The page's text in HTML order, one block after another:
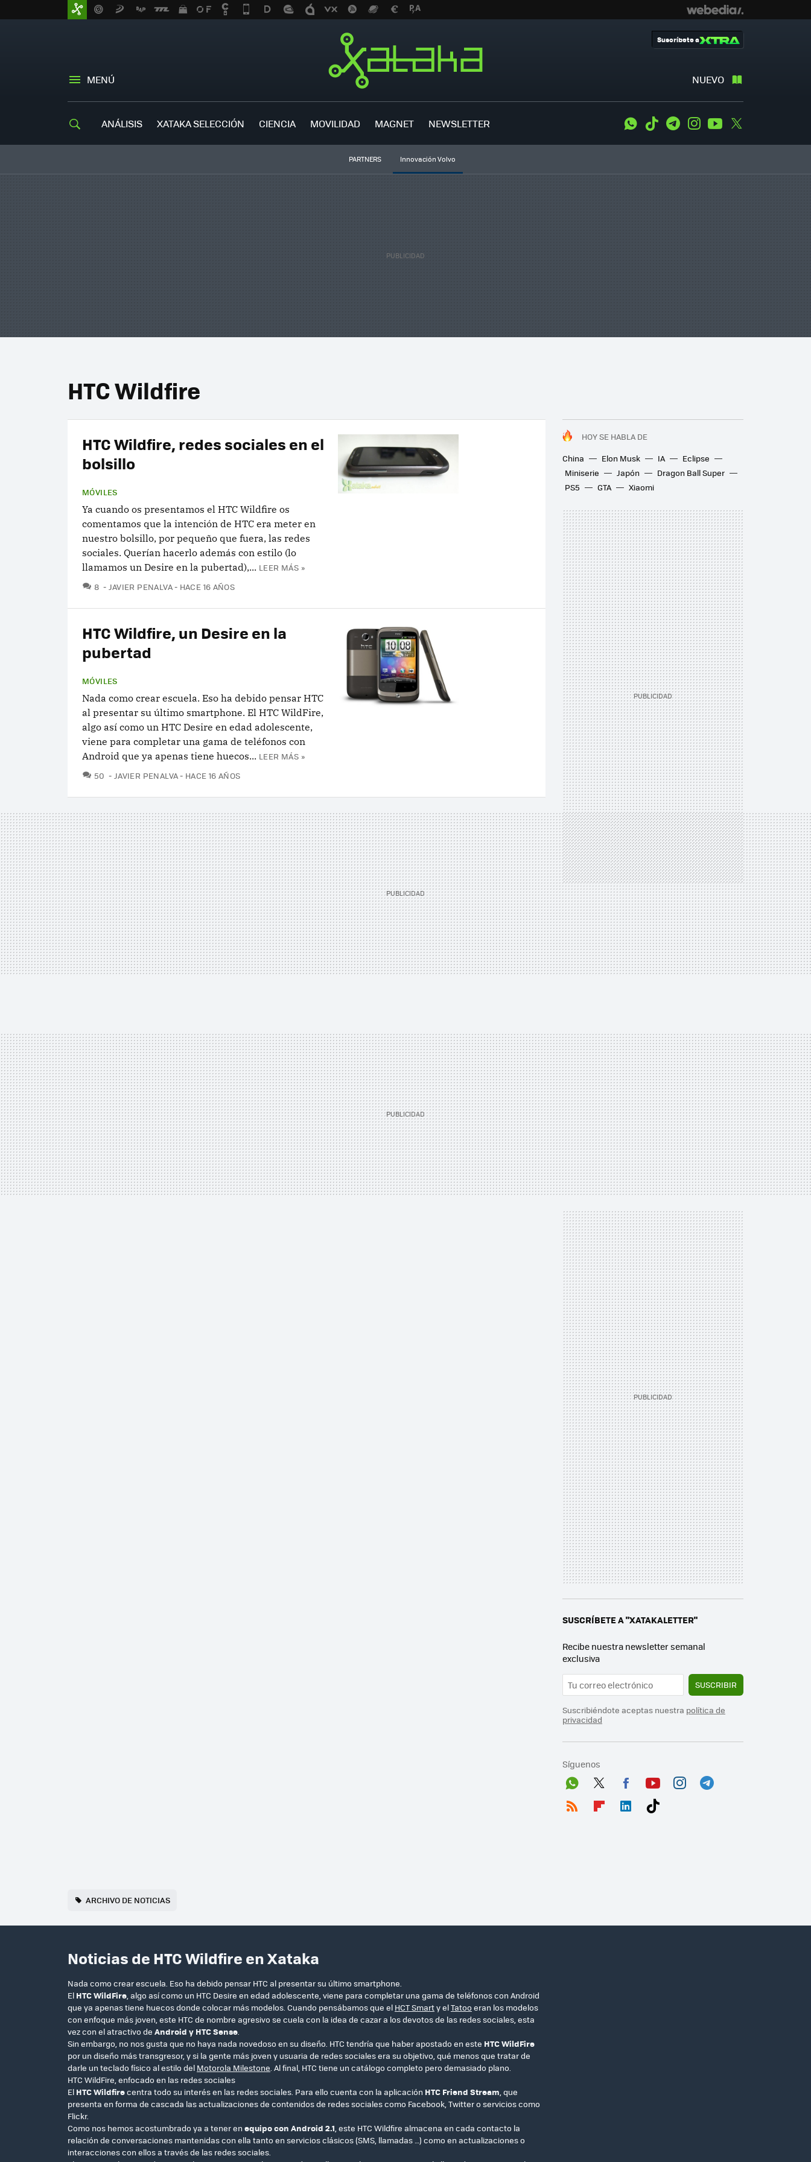
MENÚ NUEVO
Suscríbete a
ANÁLISIS XATAKA SELECCIÓN CIENCIA MOVILIDAD MAGNET NEWSLETTER WhatsApp
Tiktok TelegramInstagramYoutube
PARTNERS Innovación Volvo
HTC Wildfire
HOY SE HABLA DE
China
Elon Musk IA
Eclipse
Miniserie
Japón
Dragon Ball Super
PS5
GTA Xiaomi
HTC Wildfire, redes sociales en el
bolsillo
MÓVILES
Ya cuando os presentamos el HTC Wildfire os
comentamos que la intención de HTC era meter en
nuestro bolsillo, por pequeño que fuera, las redes
sociales. Querían hacerlo además con estilo (lo
llamamos un Desire en la pubertad),... LEER MÁS »
8 COMENTARIOS
JAVIER PENALVA HACE 16 AÑOS
HTC Wildfire, un Desire en la
pubertad
MÓVILES
Nada como crear escuela. Eso ha debido pensar HTC
al presentar su último smartphone. El HTC WildFire,
algo así como un HTC Desire en edad adolescente,
viene para completar una gama de teléfonos con
Android que ya apenas tiene huecos... LEER MÁS »
50 COMENTARIOS
JAVIER PENALVA HACE 16 AÑOS
SUSCRÍBETE A "XATAKALETTER"
Recibe nuestra newsletter semanal
exclusiva
SUSCRIBIR
Suscribiéndote aceptas nuestra política de
privacidad
Síguenos
Wh
Twit
Fac
You
ARCHIVO DE NOTICIAS
Noticias de HTC Wildfire en Xataka
Nada como crear escuela. Eso ha debido pensar HTC al presentar su último smartphone.
El HTC WildFire, algo así como un HTC Desire en edad adolescente, viene para completar una gama de teléfonos con Android
que ya apenas tiene huecos donde colocar más modelos. Cuando pensábamos que el HCT Smarty elTatoo eran los modelos
con enfoque más joven, este HTC de nombre agresivo se cuela con la idea de cazar a los devotos de las redes sociales, esta
vez con el atractivo de Android y HTC Sense.
Sin embargo, no nos gusta que no haya nada novedoso en su diseño. HTC tendría que haber apostado en este HTC WildFire
por un diseño más transgresor, y si la gente más joven y usuaria de redes sociales era su objetivo, qué menos que tratar de
darle un teclado físico al estilo del Motorola Milestone. Al final, HTC tiene un catálogo completo pero demasiado plano.
HTC WildFire, enfocado en las redes sociales
El HTC Wildfirecentra todo su interés en las redes sociales. Para ello cuenta con la aplicación HTC Friend Stream, que
presenta en forma de cascada las actualizaciones de contenidos de redes sociales como Facebook, Twitter o servicios como
Flickr.
Como nos hemos acostumbrado ya a tener en equipo con Android 2.1, este HTC Wildfire almacena en cada contacto la
relación de conversaciones mantenidas con ella tanto en servicios clásicos (SMS, llamadas …) como en actualizaciones o
interacciones con ellos a través de las redes sociales.